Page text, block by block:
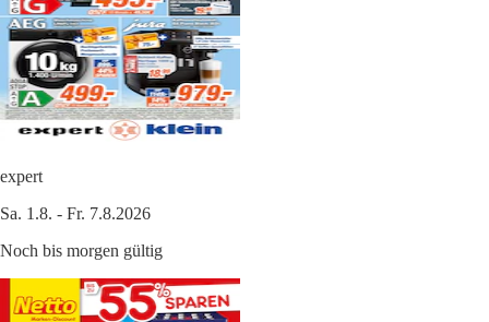
expert
Sa. 1.8. - Fr. 7.8.2026
Noch bis morgen gültig